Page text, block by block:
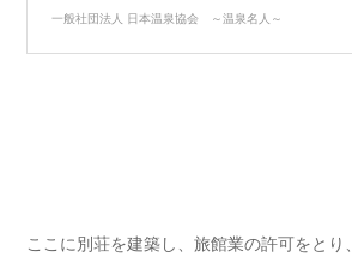
一般社団法人 日本温泉協会 ～温泉名人～
ここに別荘を建築し、旅館業の許可をとり、